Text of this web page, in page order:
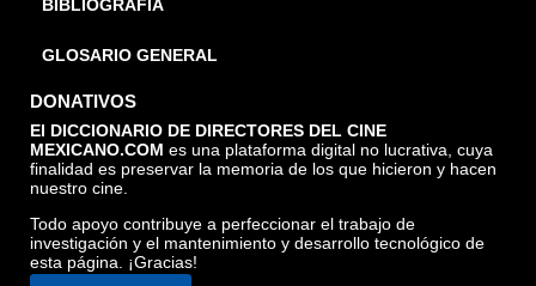
BIBLIOGRAFÍA
GLOSARIO GENERAL
DONATIVOS
El DICCIONARIO DE DIRECTORES DEL CINE
MEXICANO.COM es una plataforma digital no lucrativa, cuya
finalidad es preservar la memoria de los que hicieron y hacen
nuestro cine.
Todo apoyo contribuye a perfeccionar el trabajo de
investigación y el mantenimiento y desarrollo tecnológico de
esta página. ¡Gracias!